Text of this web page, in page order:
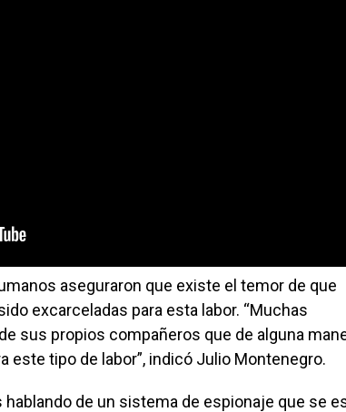
aseguraron que existe el temor de que
excarceladas para esta labor. “Muchas
sus propios compañeros que de alguna
este tipo de labor”, indicó Julio Montenegro.
de un sistema de espionaje que se